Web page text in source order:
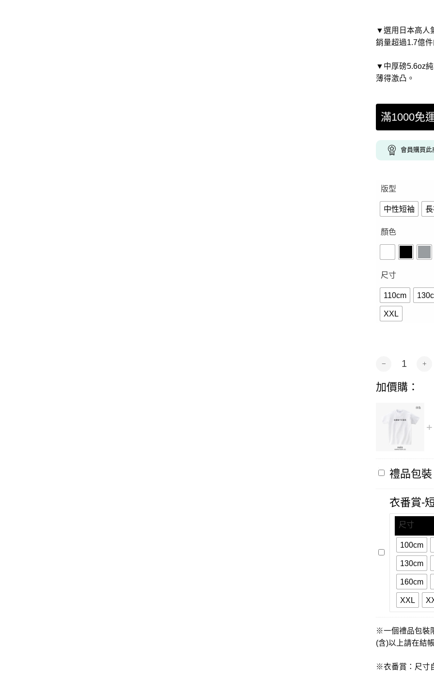
▼選用日本高人
銷量超過1.7億
▼中厚磅5.6oz
薄得激凸。
滿1000免
會員購買此
版型
中性短袖
顏色
尺寸
110cm
XXL
存款破千元留
Alternative:
加價購：
禮
品
包
禮品包裝
衣
番
衣番賞-
尺寸
100cm
130cm
160cm
XXL
※一個禮品包裝
(含)以上請在結
※衣番賞：尺寸